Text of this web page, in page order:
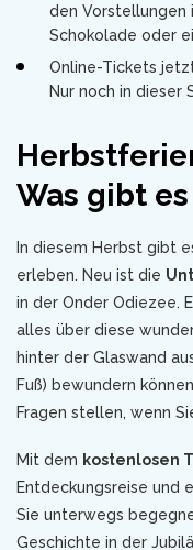
den Vorstellungen
Schokolade oder
Online-Tickets
Nur noch in dieser
Was gibt
In diesem Herbst gibt
erleben. Neu ist die
in der Onder Odiezee.
alles über diese
hinter der Glaswand
Fuß) bewundern
Fragen stellen, wenn
Mit dem kostenlosen
Entdeckungsreise und
Sie unterwegs
Geschichte in der